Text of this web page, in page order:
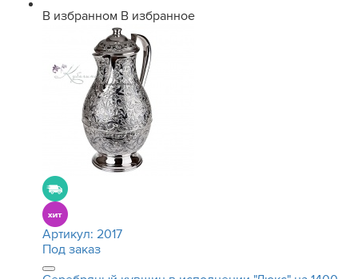
В избранном В избранное
Артикул: 2017
Под заказ